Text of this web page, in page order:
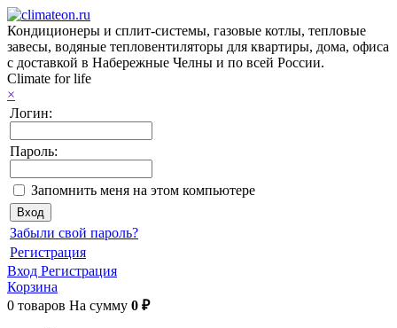
Кондиционеры и сплит-системы, газовые котлы, тепловые
завесы, водяные тепловентиляторы для квартиры, дома, офиса
с доставкой в Набережные Челны и по всей России.
Climate for life
×
Логин:
Пароль:
Запомнить меня на этом компьютере
Забыли свой пароль?
Регистрация
Вход Регистрация
Корзина
0 товаров На сумму 0 ₽